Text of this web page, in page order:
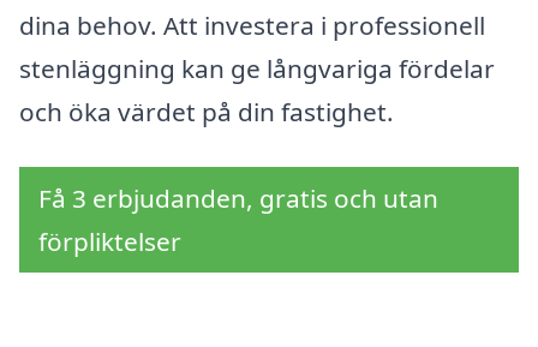
dina behov. Att investera i professionell
stenläggning kan ge långvariga fördelar
och öka värdet på din fastighet.
Få 3 erbjudanden, gratis och utan
förpliktelser